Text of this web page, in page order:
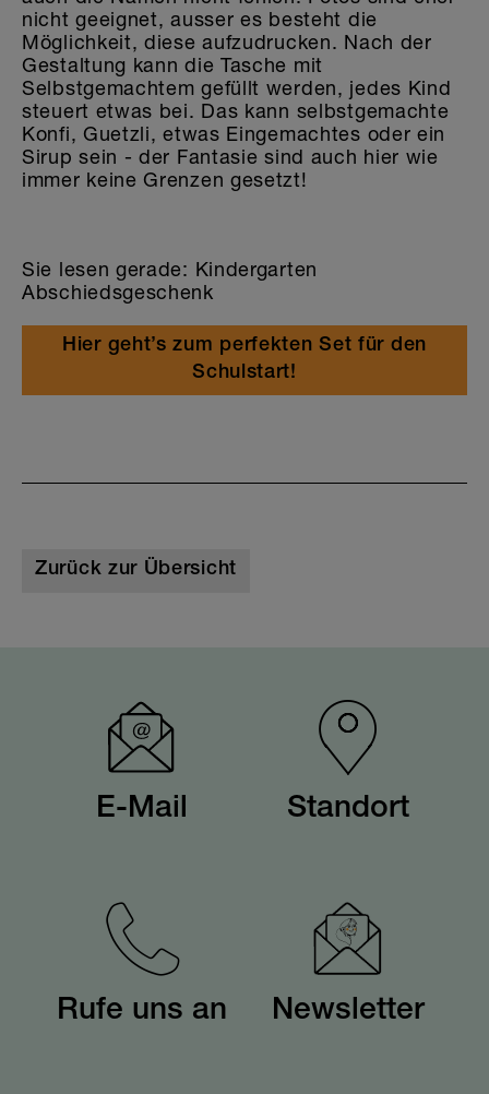
nicht geeignet, ausser es besteht die
Möglichkeit, diese aufzudrucken. Nach der
Gestaltung kann die Tasche mit
Selbstgemachtem gefüllt werden, jedes Kind
steuert etwas bei. Das kann selbstgemachte
Konfi, Guetzli, etwas Eingemachtes oder ein
Sirup sein - der Fantasie sind auch hier wie
immer keine Grenzen gesetzt!
Sie lesen gerade: Kindergarten
Abschiedsgeschenk
Hier geht’s zum perfekten Set für den
Schulstart!
Zurück zur Übersicht
E-Mail Standort
Rufe uns an Newsletter